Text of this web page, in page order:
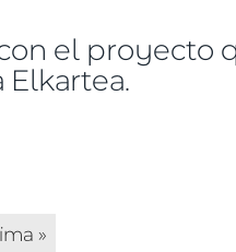
el proyecto
»